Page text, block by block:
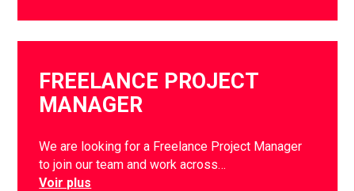
FREELANCE PROJECT
MANAGER
We are looking for a Freelance Project Manager
to join our team and work across…
Voir plus